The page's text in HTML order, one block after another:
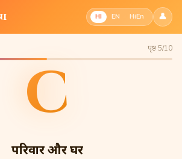
HI EN HiEn 👤
पृष्ठ 5/10
C
परिवार और घर